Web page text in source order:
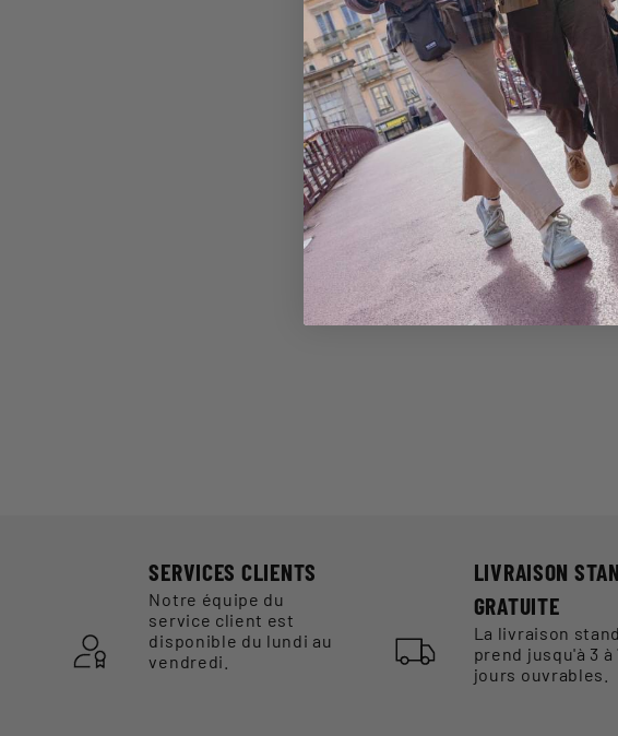
SERVICES CLIENTS
Notre équipe du
service client est
disponible du lundi au
vendredi.
LIVRAISON
GRATUITE
La livraison
prend jusqu'à 3 à
jours ouvrables.